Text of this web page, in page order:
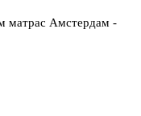
матрас Амстердам -